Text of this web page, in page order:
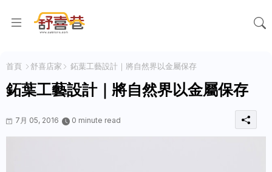
首頁 舒喜店家 鉐葉工藝設計｜將自然界以金屬保存
鉐葉工藝設計｜將自然界以金屬保存
7月 05, 2016 0 minute read